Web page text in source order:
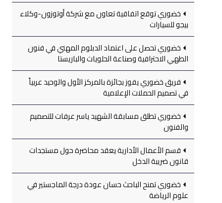
خضوري توقع اتفاقية تعاون مع شركة أوتوزون-وكلاء
بيجو للسيارات
خضوري تحصل على اعتماد الدبلوم المهني في فنون
الطهي الاحترافية وصناعة الحلويات والباريستا
فريق خضوري يفوز بجائزة بالمركز الأول والوحيد عربياً
في تصميم الحملات الإعلامية
خضوري تطلق مسابقة الشهيد ياسر عرفات للتصميم
والفنون
قسم الأعمال الأدارية يعقد محاضرة حول مستجدات
قانون ضريبة الدخل
خضوري تمنح الباحث حسان عودة درجة الماجستير في
علوم الرياضة